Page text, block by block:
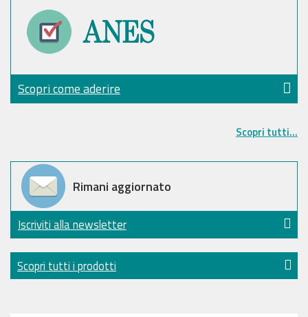
Scopri come aderire
Scopri tutti...
Rimani aggiornato
Iscriviti alla newsletter
Scopri tutti i prodotti